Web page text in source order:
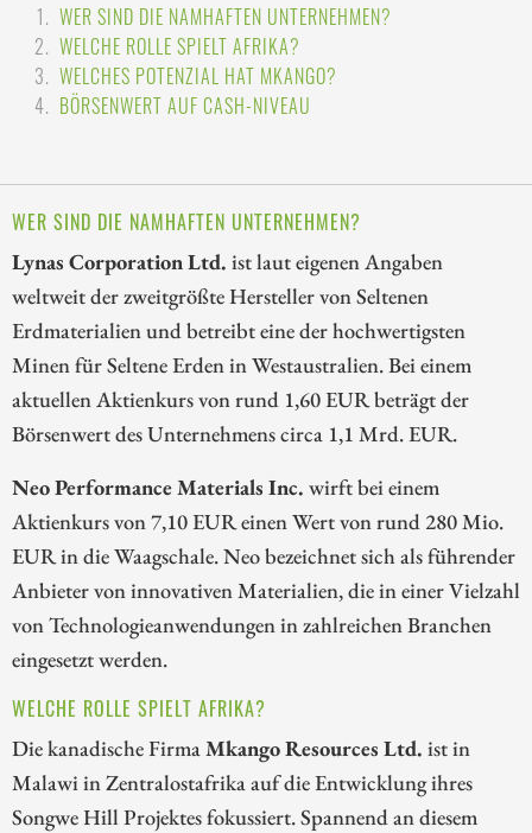
WER SIND DIE NAMHAFTEN UNTERNEHMEN?
WELCHE ROLLE SPIELT AFRIKA?
WELCHES POTENZIAL HAT MKANGO?
BÖRSENWERT AUF CASH-NIVEAU
WER SIND DIE NAMHAFTEN UNTERNEHMEN?
Lynas Corporation Ltd. ist laut eigenen Angaben
weltweit der zweitgrößte Hersteller von Seltenen
Erdmaterialien und betreibt eine der hochwertigsten
Minen für Seltene Erden in Westaustralien. Bei einem
aktuellen Aktienkurs von rund 1,60 EUR beträgt der
Börsenwert des Unternehmens circa 1,1 Mrd. EUR.
Neo Performance Materials Inc. wirft bei einem
Aktienkurs von 7,10 EUR einen Wert von rund 280 Mio.
EUR in die Waagschale. Neo bezeichnet sich als führender
Anbieter von innovativen Materialien, die in einer Vielzahl
von Technologieanwendungen in zahlreichen Branchen
eingesetzt werden.
WELCHE ROLLE SPIELT AFRIKA?
Die kanadische FirmaMkango Resources Ltd. ist in
Malawi in Zentralostafrika auf die Entwicklung ihres
Songwe Hill Projektes fokussiert. Spannend an diesem